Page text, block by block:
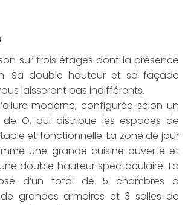
sur trois étages dont la présence
Sa double hauteur et sa façade
laisseront pas indifférents.
moderne, configurée selon un
O, qui distribue les espaces de
et fonctionnelle. La zone de jour
une grande cuisine ouverte et
double hauteur spectaculaire. La
d’un total de 5 chambres à
grandes armoires et 3 salles de